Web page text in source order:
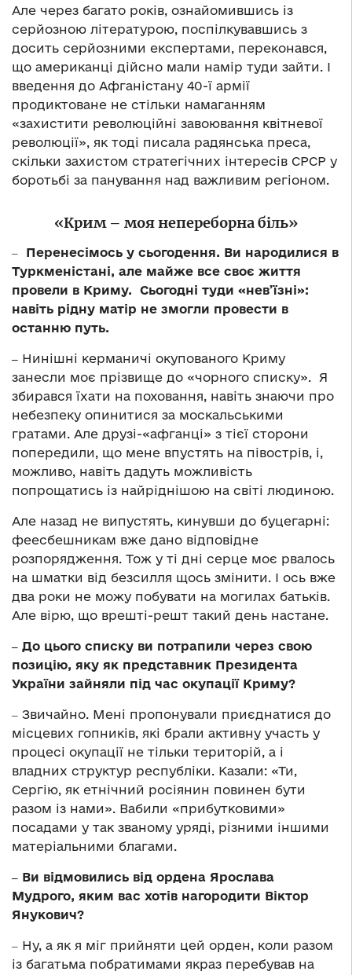
Але через багато років, ознайомившись із
серйозною літературою, поспілкувавшись з
досить серйозними експертами, переконався,
що американці дійсно мали намір туди зайти. І
введення до Афганістану 40-ї армії
продиктоване не стільки намаганням
«захистити революційні завоювання квітневої
революції», як тоді писала радянська преса,
скільки захистом стратегічних інтересів СРСР у
боротьбі за панування над важливим регіоном.
«Крим – моя непереборна біль»
‒ Перенесімось у сьогодення. Ви народилися в
Туркменістані, але майже все своє життя
провели в Криму. Сьогодні туди «нев’їзні»:
навіть рідну матір не змогли провести в
останню путь.
‒ Нинішні керманичі окупованого Криму
занесли моє прізвище до «чорного списку». Я
збирався їхати на поховання, навіть знаючи про
небезпеку опинитися за москальськими
гратами. Але друзі-«афганці» з тієї сторони
попередили, що мене впустять на півострів, і,
можливо, навіть дадуть можливість
попрощатись із найріднішою на світі людиною.
Але назад не випустять, кинувши до буцегарні:
феесбешникам вже дано відповідне
розпорядження. Тож у ті дні серце моє рвалось
на шматки від безсилля щось змінити. І ось вже
два роки не можу побувати на могилах батьків.
Але вірю, що врешті-решт такий день настане.
‒ До цього списку ви потрапили через свою
позицію, яку як представник Президента
України зайняли під час окупації Криму?
‒ Звичайно. Мені пропонували приєднатися до
місцевих гопників, які брали активну участь у
процесі окупації не тільки територій, а і
владних структур республіки. Казали: «Ти,
Сергію, як етнічний росіянин повинен бути
разом із нами». Вабили «прибутковими»
посадами у так званому уряді, різними іншими
матеріальними благами.
‒ Ви відмовились від ордена Ярослава
Мудрого, яким вас хотів нагородити Віктор
Янукович?
‒ Ну, а як я міг прийняти цей орден, коли разом
із багатьма побратимами якраз перебував на